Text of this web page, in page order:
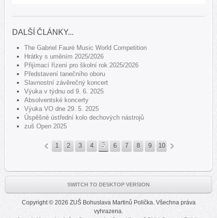
DALŠÍ ČLÁNKY...
The Gabriel Fauré Music World Competition
Hrátky s uměním 2025/2026
Přijímací řízení pro školní rok 2025/2026
Představení tanečního oboru
Slavnostní závěrečný koncert
Výuka v týdnu od 9. 6. 2025
Absolventské koncerty
Výuka VO dne 29. 5. 2025
Úspěšné ústřední kolo dechových nástrojů
zuš Open 2025
«
1 2 3 4 5 6 7 8 9 10
SWITCH TO DESKTOP VERSION
Copyright © 2026 ZUŠ Bohuslava Martinů Polička. Všechna práva
vyhrazena.